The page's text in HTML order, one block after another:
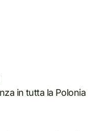
in tutta la Polonia